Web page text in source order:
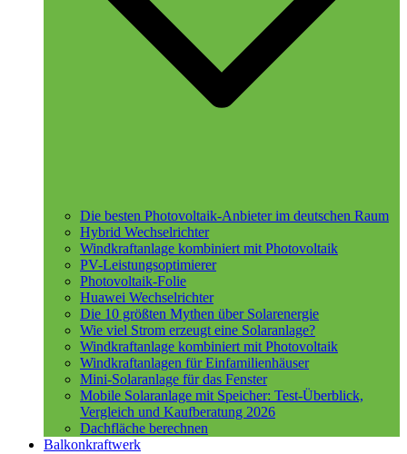
Die besten Photovoltaik-Anbieter im deutschen Raum
Hybrid Wechselrichter
Windkraftanlage kombiniert mit Photovoltaik
PV-Leistungsoptimierer
Photovoltaik-Folie
Huawei Wechselrichter
Die 10 größten Mythen über Solarenergie
Wie viel Strom erzeugt eine Solaranlage?
Windkraftanlage kombiniert mit Photovoltaik
Windkraftanlagen für Einfamilienhäuser
Mini-Solaranlage für das Fenster
Mobile Solaranlage mit Speicher: Test-Überblick,
Vergleich und Kaufberatung 2026
Dachfläche berechnen
Balkonkraftwerk